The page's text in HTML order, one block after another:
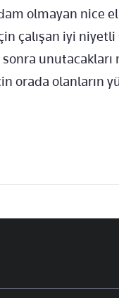
olmayan nice
çalışan iyi
orada olanların